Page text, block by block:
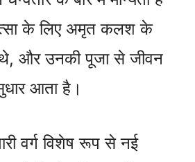
के लिए अमृत कलश के
और उनकी पूजा से जीवन
आता है।
वर्ग विशेष रूप से नई